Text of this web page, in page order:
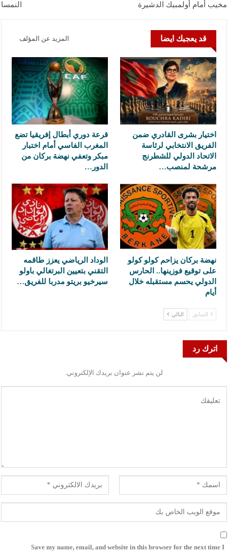
مخيب أمام أولمبيك الدشيرة
النمسا
قد يعجبك ايضا المزيد عن المؤلف
اختيار بشرى القادري ضمن
الفريق الانتخابي لرئاسة
الاتحاد الدولي للشطرنج
مرشحة لمنصب…
قرعة دوري أبطال إفريقيا تضع
المغرب الفاسي أمام اختبار
مبكر وتعفي نهضة بركان من
الدور…
نهضة بركان يزاحم كولو كولو
على توقيع فوزينها.. الحارس
الدولي يحسم مستقبله خلال
أيام
الوداد الرياضي يعزز طاقمه
التقني بتعيين البرتغالي باولو
سيرخيو بريتو مدربا للفريق…
السابق التالي
اترك رد
لن يتم نشر عنوان بريدك الإلكتروني.
Save my name, email, and website in this browser for the next time I